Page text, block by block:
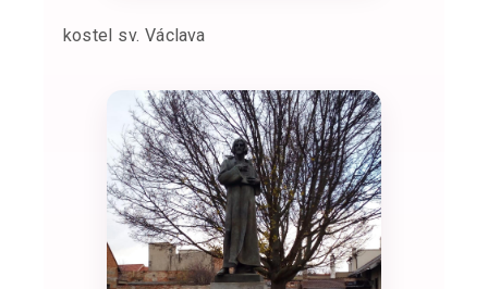
kostel sv. Václava